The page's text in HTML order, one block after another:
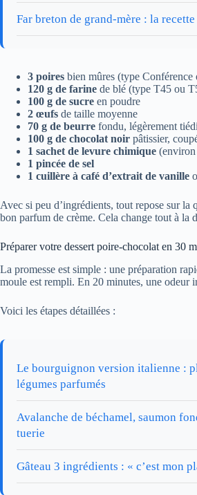
Far breton de grand-mère : la
3 poires bien mûres (type
120 g de farine de blé (type T45 ou
100 g de sucre en poudre
2 œufs de taille moyenne
70 g de beurre fondu, légèrement tiédi
100 g de chocolat noir pâtissier,
1 sachet de levure chimique
1 pincée de sel
1 cuillère à café d’extrait de vanille
Avec si peu d’ingrédients, tout repose sur
bon parfum de crème. Cela change tout à la
Préparer votre dessert poire-chocolat en 30
La promesse est simple : une préparation
moule est rempli. En 20 minutes, une odeur
Voici les étapes détaillées :
Le bourguignon version italienne :
légumes parfumés
Avalanche de béchamel, saumon
tuerie
Gâteau 3 ingrédients : « c’est mon